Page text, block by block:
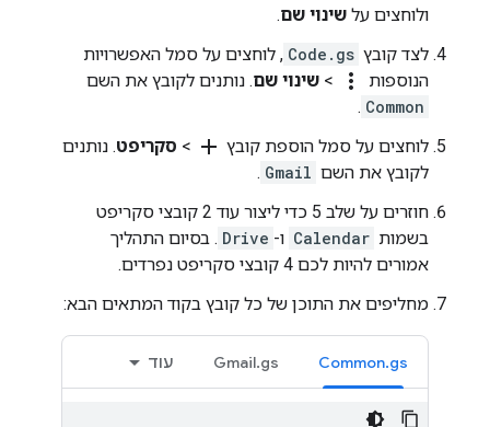
ולוחצים על שינוי שם.
לצד קובץ Code.gs , לוחצים על סמל האפשרויות
הנוספות
more_vert
> שינוי שם. נותנים לקובץ את השם
Common
.
לוחצים על סמל הוספת קובץ add
> סקריפט. נותנים
לקובץ את השם Gmail
.
חוזרים על שלב 5 כדי ליצור עוד 2 קובצי סקריפט
בשמות Calendar ו- Drive . בסיום התהליך
אמורים להיות לכם 4 קובצי סקריפט נפרדים.
מחליפים את התוכן של כל קובץ בקוד המתאים הבא:
Common.gs
Gmail.gs עוד